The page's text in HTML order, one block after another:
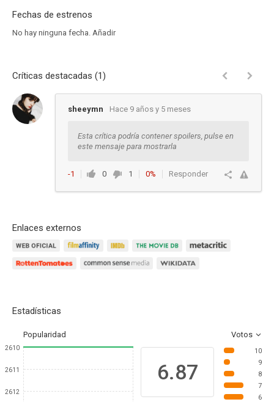
Fechas de estrenos
No hay ninguna fecha. Añadir
Críticas destacadas (1)
sheeymn Hace 9 años y 5 meses
Esta crítica podría contener spoilers, pulse en
este mensaje para mostrarla
-1 0 1 0% Responder
Enlaces externos
Estadísticas
Popularidad Votos
2610
2611
2612
6.87
10
9
8
7
6